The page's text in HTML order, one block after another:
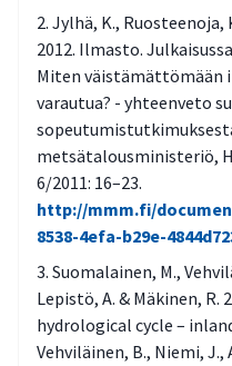
Jylhä, K., Ruosteenoja,
2012. Ilmasto.
Miten väistämättömään
varautua? - yhteenveto
metsätalousministeriö,
6/2011: 16–23.
http://mmm.fi/
8538-4efa-b29e-
Suomalainen, M.,
Lepistö, A. & Mäkinen, R.
hydrological cycle –
Vehviläinen, B., Niemi, J.,